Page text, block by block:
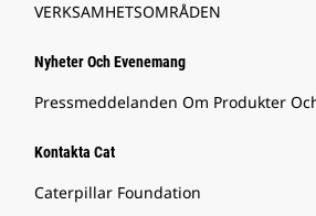
VERKSAMHETSOMRÅDEN
Nyheter Och Evenemang
Pressmeddelanden Om Produkter
Kontakta Cat
Caterpillar Foundation